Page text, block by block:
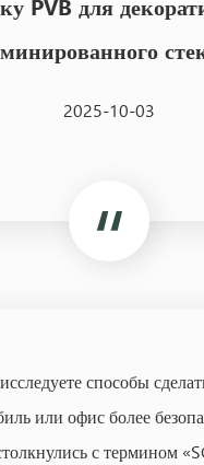
2025-10-03
способы
или офис более
с термином